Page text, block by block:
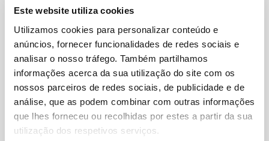
Este website utiliza cookies
Utilizamos cookies para personalizar conteúdo e
anúncios, fornecer funcionalidades de redes sociais e
analisar o nosso tráfego. Também partilhamos
informações acerca da sua utilização do site com os
nossos parceiros de redes sociais, de publicidade e de
análise, que as podem combinar com outras informações
que lhes forneceu ou recolhidas por estes a partir da sua
utilização dos respetivos serviços.
e importantes, mas
álibi para uma desvinculação,
porque nunca nos tocam na carne.dd […]
Âmbito inclusivo
Responsabilidade comum dos líderes é favorecer
uma Europa que seja uma
comunidade inclusiva, livre de um mal-entendido
de fundo: inclusão não é sinónimo
de nivelamento indiferenciado. Ao contrário, somos
autenticamente inclusivos